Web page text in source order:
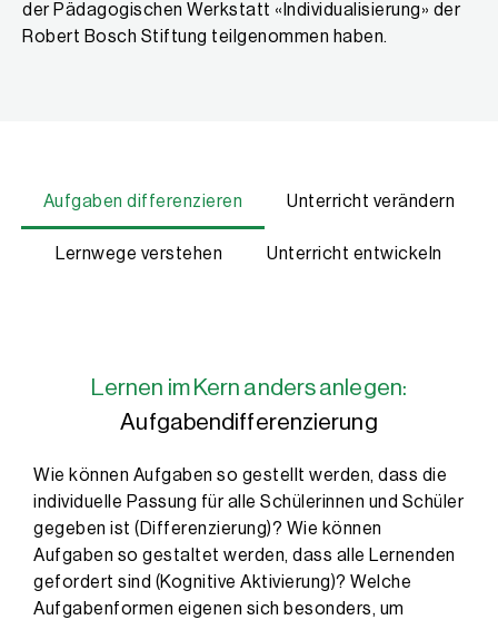
der Pädagogischen Werkstatt «Individualisierung» der
Robert Bosch Stiftung teilgenommen haben.
Aufgaben differenzieren Unterricht verändern
Lernwege verstehen Unterricht entwickeln
Lernen im Kern anders anlegen:
Aufgabendifferenzierung
Wie können Aufgaben so gestellt werden, dass die
individuelle Passung für alle Schülerinnen und Schüler
gegeben ist (Differenzierung)? Wie können
Aufgaben so gestaltet werden, dass alle Lernenden
gefordert sind (Kognitive Aktivierung)? Welche
Aufgabenformen eigenen sich besonders, um